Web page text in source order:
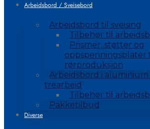
Arbeidsbord / Sveisebord
Arbeidsbord til sveising
Tilbehør til
Prismer, støtter og
oppspenningsplater
rørproduksjon
Arbeidsbord i
trearbeid
Tilbehør til
Pakketilbud
Diverse